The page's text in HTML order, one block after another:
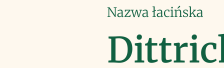
Nazwa łacińska